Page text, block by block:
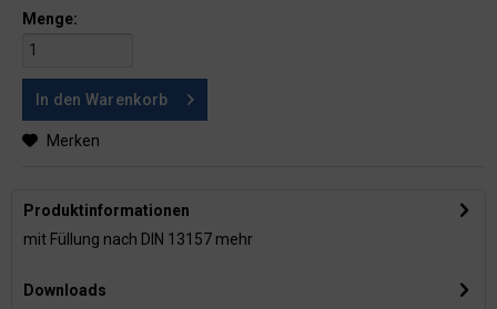
Menge:
In den Warenkorb
Merken
Produktinformationen
mit Füllung nach DIN 13157 mehr
Downloads